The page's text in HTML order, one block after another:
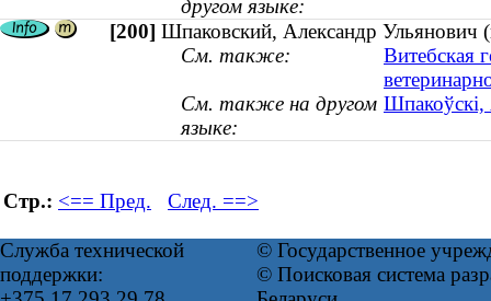
другом языке:
[200] Шпаковский, Александр Ульянович
См. также:
Витебская
См. также на другом
языке:
Шпакоўскі,
Стр.: <== Пред. След. ==>
Служба технической
поддержки:
© Государственное
© Поисковая система